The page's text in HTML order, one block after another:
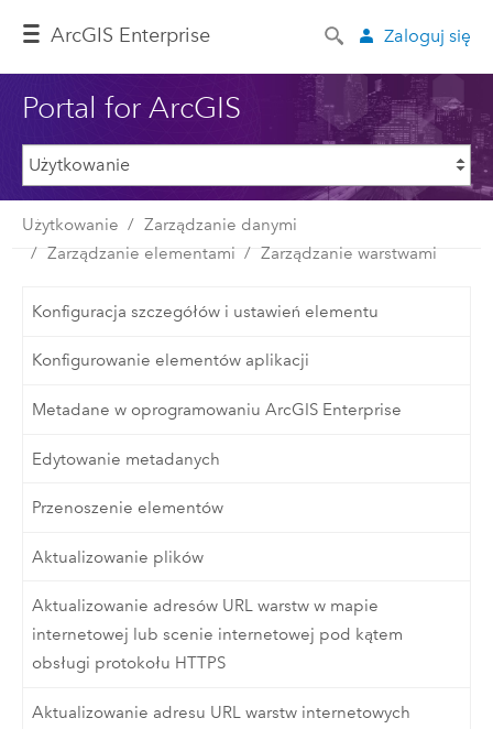
ArcGIS Enterprise Zaloguj się
Portal for ArcGIS
Użytkowanie
Zarządzanie danymi
Zarządzanie elementami
Zarządzanie warstwami
Konfiguracja szczegółów i ustawień elementu
Konfigurowanie elementów aplikacji
Metadane w oprogramowaniu ArcGIS Enterprise
Edytowanie metadanych
Przenoszenie elementów
Aktualizowanie plików
Aktualizowanie adresów URL warstw w mapie
internetowej lub scenie internetowej pod kątem
obsługi protokołu HTTPS
Aktualizowanie adresu URL warstw internetowych